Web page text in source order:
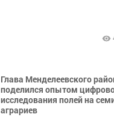
Глава Менделеевского
поделился опытом
исследования полей на
аграриев